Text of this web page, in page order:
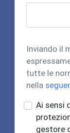
Inviando il
tutte le
nella
Ai sensi
gestore